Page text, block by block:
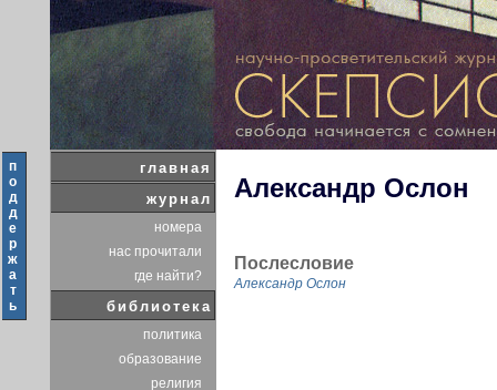
п
о
д
д
е
р
ж
а
т
ь
главная
журнал
номера
нас прочитали
где найти?
библиотека
политика
образование
религия
Александр Ослон
Послесловие
Александр Ослон